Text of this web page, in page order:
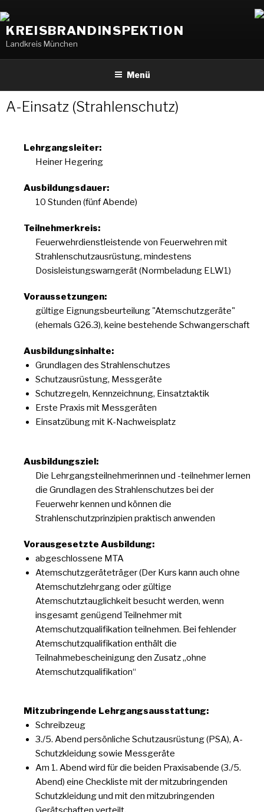
zum
Inhalt
KREISBRANDINSPEKTION
Landkreis München
Menü
A-Einsatz (Strahlenschutz)
Lehrgangsleiter:
Heiner Hegering
Ausbildungsdauer:
10 Stunden (fünf Abende)
Teilnehmerkreis:
Feuerwehrdienstleistende von Feuerwehren mit
Strahlenschutzausrüstung, mindestens
Dosisleistungswarngerät (Normbeladung ELW1)
Voraussetzungen:
gültige Eignungsbeurteilung "Atemschutzgeräte"
(ehemals G26.3), keine bestehende Schwangerschaft
Ausbildungsinhalte:
Grundlagen des Strahlenschutzes
Schutzausrüstung, Messgeräte
Schutzregeln, Kennzeichnung, Einsatztaktik
Erste Praxis mit Messgeräten
Einsatzübung mit K-Nachweisplatz
Ausbildungsziel:
Die Lehrgangsteilnehmerinnen und -teilnehmer lernen
die Grundlagen des Strahlenschutzes bei der
Feuerwehr kennen und können die
Strahlenschutzprinzipien praktisch anwenden
Vorausgesetzte Ausbildung:
abgeschlossene MTA
Atemschutzgeräteträger (Der Kurs kann auch ohne
Atemschutzlehrgang oder gültige
Atemschutztauglichkeit besucht werden, wenn
insgesamt genügend Teilnehmer mit
Atemschutzqualifikation teilnehmen. Bei fehlender
Atemschutzqualifikation enthält die
Teilnahmebescheinigung den Zusatz „ohne
Atemschutzqualifikation“
Mitzubringende Lehrgangsausstattung:
Schreibzeug
3./5. Abend persönliche Schutzausrüstung (PSA), A-
Schutzkleidung sowie Messgeräte
Am 1. Abend wird für die beiden Praxisabende (3./5.
Abend) eine Checkliste mit der mitzubringenden
Schutzkleidung und mit den mitzubringenden